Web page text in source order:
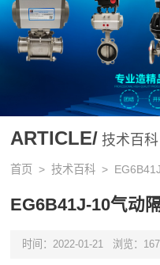
ARTICLE/ 技术百科
首页 >技术百科 >
EG6B41J-10气动
时间：2022-01-21 浏览：